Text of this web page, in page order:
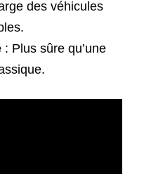
des véhicules
: Plus sûre qu’une